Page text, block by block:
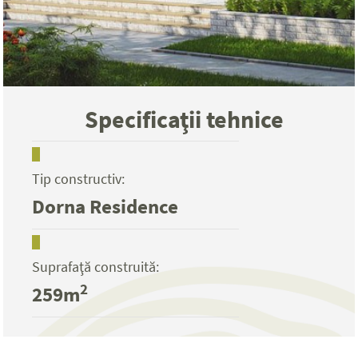
Specificaţii tehnice
Tip constructiv:
Dorna Residence
Suprafaţă construită:
259m2